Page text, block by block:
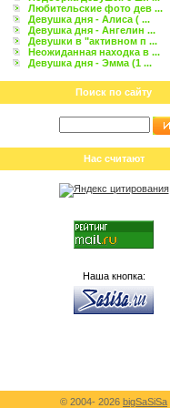
Любительские фото дев ...
Девушка дня - Алиса ( ...
Девушка дня - Ангелин ...
Девушки в "активном п ...
Неожиданная находка в ...
Девушка дня - Эмма (1 ...
Поиск по сайту
Нас считают
Наша кнопка:
© 2004- 2026 bigSaSiSa